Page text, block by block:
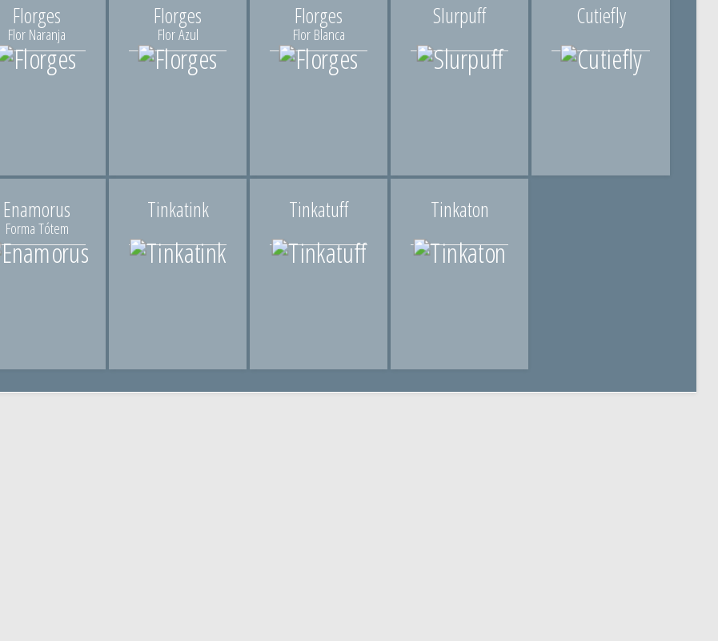
Florges
Flor Naranja
Florges
Flor Azul
Florges
Flor Blanca
Slurpuff Cutiefly
Enamorus
Forma Tótem
Tinkatink Tinkatuff Tinkaton